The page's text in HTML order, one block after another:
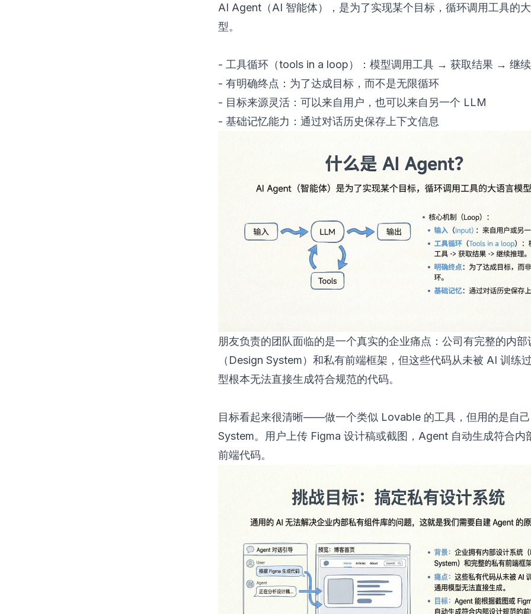
AI Agent（AI 智能体），是为了实现某个目标，循环调用工具的
型。
- 工具循环（tools in a loop）：模型调用工具 → 获取结果 → 继
- 有明确终点：为了达成目标，而不是无限循环
- 目标来源灵活：可以来自用户，也可以来自另一个 LLM
- 基础记忆能力：通过对话历史保存上下文信息
朋友负责的团队面临的是一个真实的企业痛点：公司有完整的内部
（Design System）和私有前端框架，但这些代码从未被 AI 训练
型根本无法直接生成符合规范的代码。
目标看起来很清晰——做一个类似 Lovable 的工具，但用的是自
System。用户上传 Figma 设计稿或截图，Agent 自动生成符合内
前端代码。